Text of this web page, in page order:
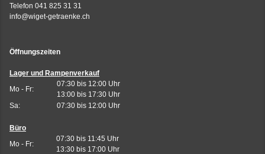
Telefon 041 825 31 31
info@wiget-getraenke.ch
Öffnungszeiten
Lager und Rampenverkauf
Mo - Fr:
07:30 bis 12:00 Uhr
13:00 bis 17:30 Uhr
Sa:
07:30 bis 12:00 Uhr
Büro
Mo - Fr:
07:30 bis 11:45 Uhr
13:30 bis 17:00 Uhr